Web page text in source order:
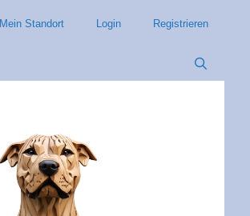
Mein Standort Login Registrieren